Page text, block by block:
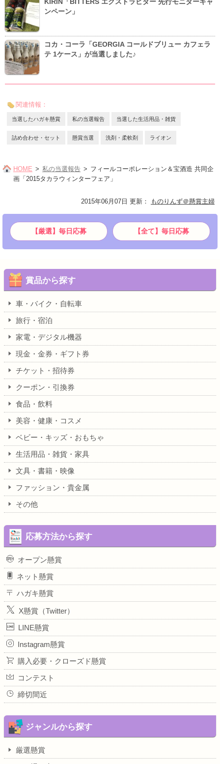
ンペーン」
コカ・コーラ「GEORGIA コールドブリュー カフェラ
テ 1ケース」が当選しました♪
関連情報：
当選したハガキ懸賞 私の当選報告 当選した生活用品・雑貨
詰め合わせ・セット 懸賞当選 洗剤・柔軟剤 ライオン
HOME 私の当選報告
フィールコーポレーション＆宝酒造 共同企
画「2015タカラウィンターフェア」
2015年06月07日 更新 ： ものりんず＠懸賞主婦
【厳選】毎日応募 【全て】毎日応募
賞品から探す
車・バイク・自転車
旅行・宿泊
家電・デジタル機器
現金・金券・ギフト券
チケット・招待券
クーポン・引換券
食品・飲料
美容・健康・コスメ
ベビー・キッズ・おもちゃ
生活用品・雑貨・家具
文具・書籍・映像
ファッション・貴金属
その他
応募方法から探す
オープン懸賞
ネット懸賞
ハガキ懸賞
X懸賞（Twitter）
LINE懸賞
Instagram懸賞
購入必要・クローズド懸賞
コンテスト
締切間近
ジャンルから探す
厳選懸賞